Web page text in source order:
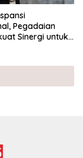
Pegadaian
Sinergi untuk